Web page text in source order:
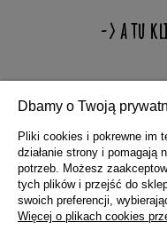
Dbamy o Twoją
Pliki cookies i pokrewne im
działanie strony i pomagają
potrzeb. Możesz
tych plików i przejść do
swoich preferencji,
Więcej o plikach cookies